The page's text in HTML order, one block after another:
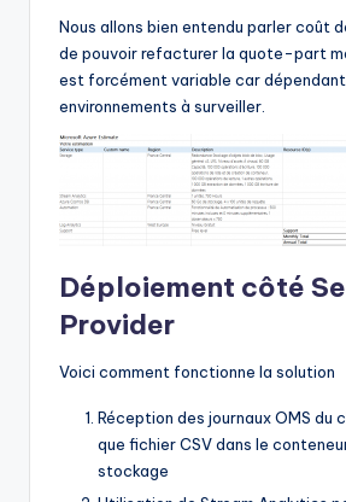
Nous allons bien entendu parler coût
de pouvoir refacturer la quote-part
est forcément variable car
environnements à surveiller.
Déploiement côté
Provider
Voici comment fonctionne la solution
Réception des journaux OMS du
que fichier CSV dans le
stockage